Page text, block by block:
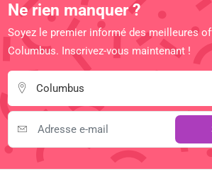
Ne rien manquer ?
Soyez le premier informé des meilleures
Columbus. Inscrivez-vous maintenant !
Columbus